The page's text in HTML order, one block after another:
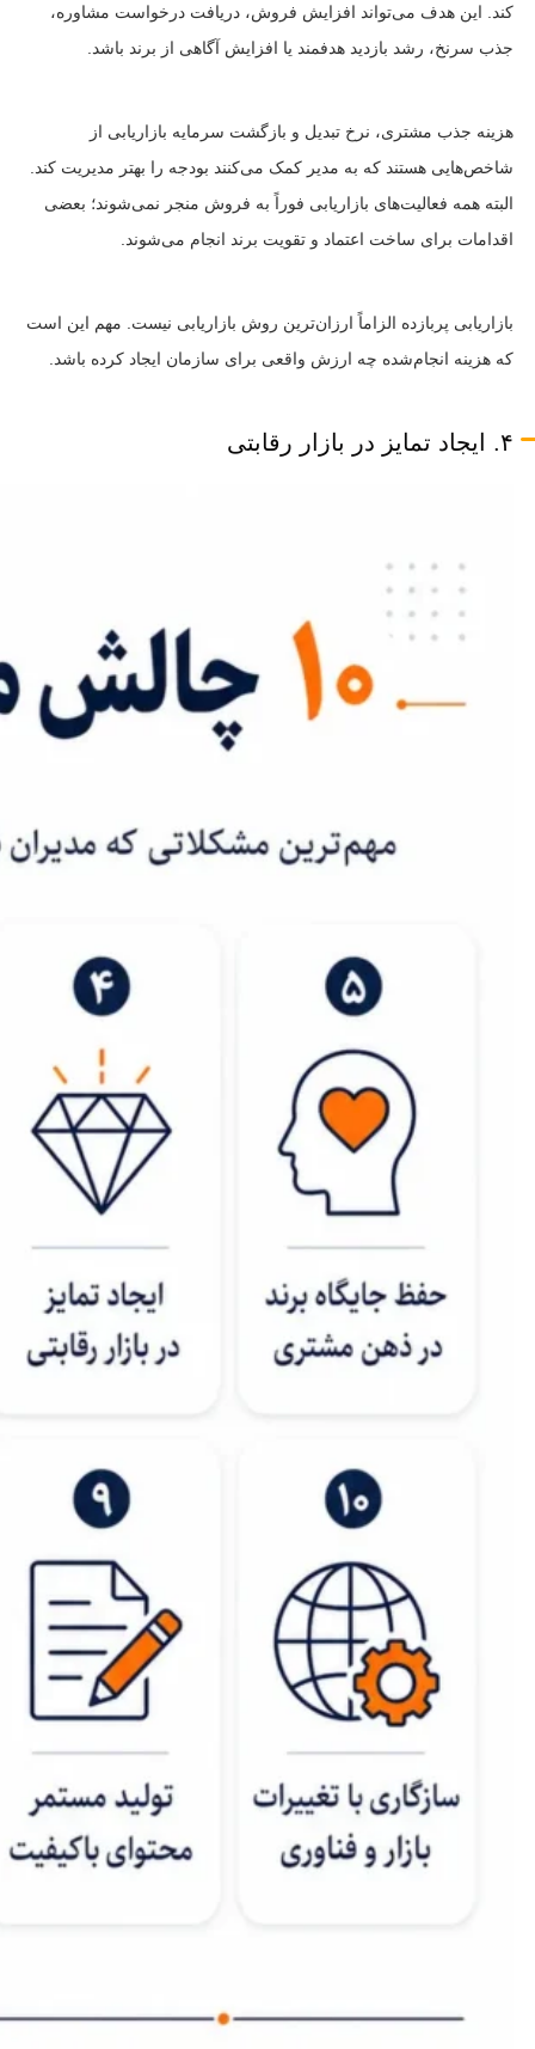
کند. این هدف می‌تواند افزایش فروش، دریافت درخواست مشاوره،
جذب سرنخ، رشد بازدید هدفمند یا افزایش آگاهی از برند باشد.
هزینه جذب مشتری، نرخ تبدیل و بازگشت سرمایه بازاریابی از
شاخص‌هایی هستند که به مدیر کمک می‌کنند بودجه را بهتر مدیریت کند.
البته همه فعالیت‌های بازاریابی فوراً به فروش منجر نمی‌شوند؛ بعضی
اقدامات برای ساخت اعتماد و تقویت برند انجام می‌شوند.
بازاریابی پربازده الزاماً ارزان‌ترین روش بازاریابی نیست. مهم این است
که هزینه انجام‌شده چه ارزش واقعی برای سازمان ایجاد کرده باشد.
۴. ایجاد تمایز در بازار رقابتی